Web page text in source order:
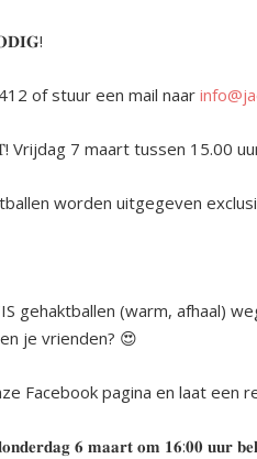
of stuur een mail naar
7 maart tussen 15.00
worden uitgegeven
gehaktballen (warm, afhaal)
je vrienden? 😍
Facebook pagina en laat een
𝟔 𝐦𝐚𝐚𝐫𝐭 𝐨𝐦 𝟏𝟔:𝟎𝟎 𝐮𝐮𝐫